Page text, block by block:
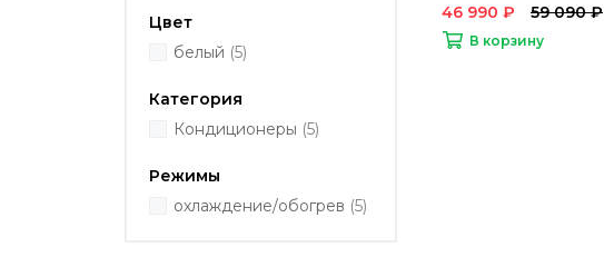
Цвет
белый (5)
Категория
Кондиционеры (5)
Режимы
охлаждение/обогрев (5)
46 990 ₽ 59 090 ₽
В корзину